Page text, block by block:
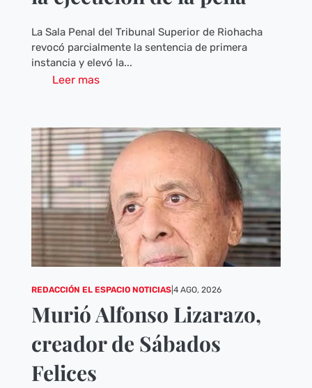
La Sala Penal del Tribunal Superior de Riohacha
revocó parcialmente la sentencia de primera
instancia y elevó la...
Leer mas
REDACCIÓN EL ESPACIO NOTICIAS| 4 AGO, 2026
Murió Alfonso Lizarazo,
creador de Sábados
Felices